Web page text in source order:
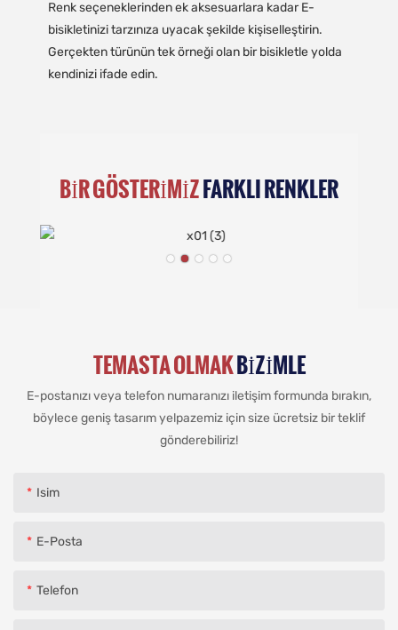
Renk seçeneklerinden ek aksesuarlara kadar E-
bisikletinizi tarzınıza uyacak şekilde kişiselleştirin.
Gerçekten türünün tek örneği olan bir bisikletle yolda
kendinizi ifade edin.
BIR GÖSTERIMIZFARKLI RENKLER
TEMASTA OLMAKBIZIMLE
E-postanızı veya telefon numaranızı iletişim formunda bırakın,
böylece geniş tasarım yelpazemiz için size ücretsiz bir teklif
gönderebiliriz!
Isim
E-Posta
Telefon